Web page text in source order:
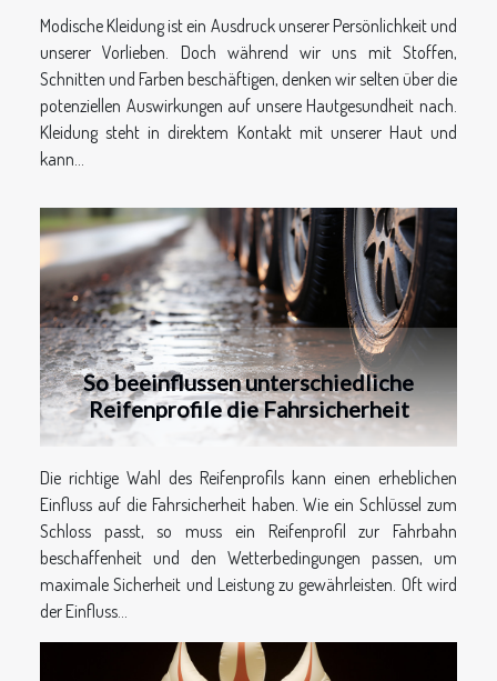
Modische Kleidung ist ein Ausdruck unserer Persönlichkeit und
unserer Vorlieben. Doch während wir uns mit Stoffen,
Schnitten und Farben beschäftigen, denken wir selten über die
potenziellen Auswirkungen auf unsere Hautgesundheit nach.
Kleidung steht in direktem Kontakt mit unserer Haut und
kann...
So beeinflussen unterschiedliche
Reifenprofile die Fahrsicherheit
Die richtige Wahl des Reifenprofils kann einen erheblichen
Einfluss auf die Fahrsicherheit haben. Wie ein Schlüssel zum
Schloss passt, so muss ein Reifenprofil zur Fahrbahn
beschaffenheit und den Wetterbedingungen passen, um
maximale Sicherheit und Leistung zu gewährleisten. Oft wird
der Einfluss...